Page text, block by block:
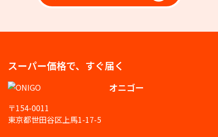
スーパー価格で、すぐ届く
オニゴー
〒154-0011
東京都世田谷区上馬1-17-5